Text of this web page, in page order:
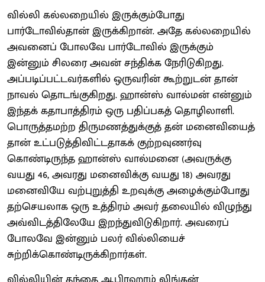
வில்லி கல்லறையில் இருக்கும்போது
பார்டோவில்தான் இருக்கிறான். அதே கல்லறையில்
அவனைப் போலவே பார்டோவில் இருக்கும்
இன்னும் சிலரை அவன் சந்திக்க நேரிடுகிறது.
அப்படிப்பட்டவர்களில் ஒருவரின் கூற்றுடன் தான்
நாவல் தொடங்குகிறது. ஹான்ஸ் வால்மன் என்னும்
இந்தக் கதாபாத்திரம் ஒரு பதிப்பகத் தொழிலாளி.
பொருத்தமற்ற திருமணத்துக்குத் தன் மனைவியைத்
தான் உட்படுத்திவிட்டதாகக் குற்றவுணர்வு
கொண்டிருந்த ஹான்ஸ் வால்மனை (அவருக்கு
வயது 46, அவரது மனைவிக்கு வயது 18) அவரது
மனைவியே வற்புறுத்தி உறவுக்கு அழைக்கும்போது
தற்செயலாக ஒரு உத்திரம் அவர் தலையில் விழுந்து
அவ்விடத்திலேயே இறந்துவிடுகிறார். அவரைப்
போலவே இன்னும் பலர் வில்லியைச்
சுற்றிக்கொண்டிருக்கிறார்கள்.